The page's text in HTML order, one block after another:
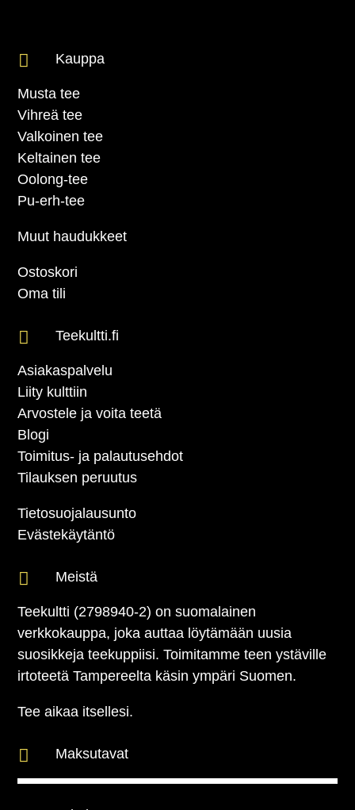
 Kauppa
Musta tee
Vihreä tee
Valkoinen tee
Keltainen tee
Oolong-tee
Pu-erh-tee
Muut haudukkeet
Ostoskori
Oma tili
 Teekultti.fi
Asiakaspalvelu
Liity kulttiin
Arvostele ja voita teetä
Blogi
Toimitus- ja palautusehdot
Tilauksen peruutus
Tietosuojalausunto
Evästekäytäntö
 Meistä
Teekultti (2798940-2) on suomalainen
verkkokauppa, joka auttaa löytämään uusia
suosikkeja teekuppiisi. Toimitamme teen ystäville
irtoteetä Tampereelta käsin ympäri Suomen.
Tee aikaa itsellesi.
 Maksutavat